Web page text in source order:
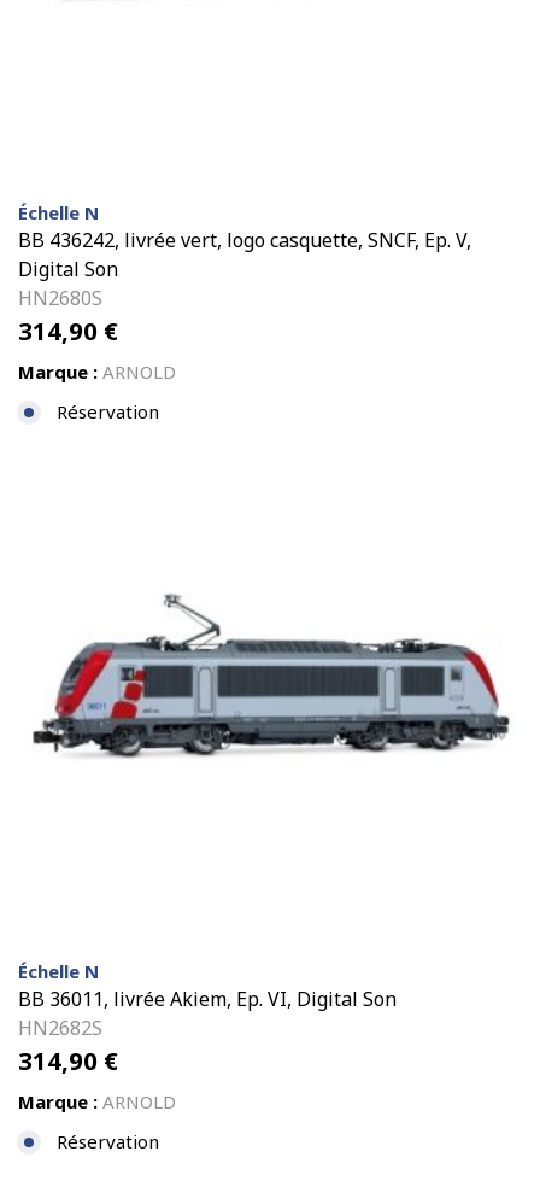
Échelle N
BB 436242, livrée vert, logo casquette, SNCF, Ep. V,
Digital Son
HN2680S
314,90 €
Marque : ARNOLD
Réservation
Échelle N
BB 36011, livrée Akiem, Ep. VI, Digital Son
HN2682S
314,90 €
Marque : ARNOLD
Réservation